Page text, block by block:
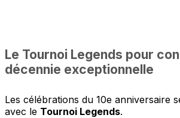
Le Tournoi Legends pour
décennie exceptionnelle
Les célébrations du 10e anniversaire
avec le Tournoi Legends.